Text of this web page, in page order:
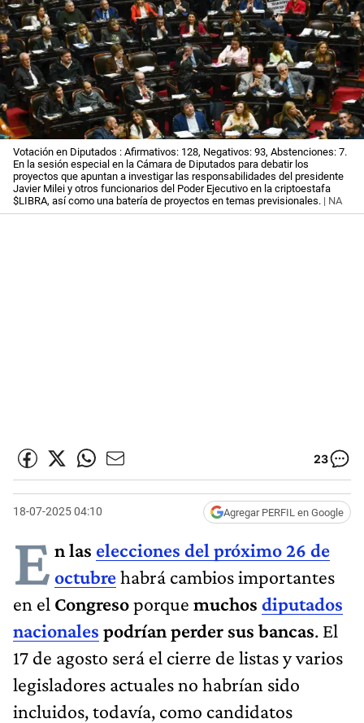
Votación en Diputados : Afirmativos: 128, Negativos: 93, Abstenciones: 7.
En la sesión especial en la Cámara de Diputados para debatir los
proyectos que apuntan a investigar las responsabilidades del presidente
Javier Milei y otros funcionarios del Poder Ejecutivo en la criptoestafa
$LIBRA, así como una batería de proyectos en temas previsionales. | NA
23
18-07-2025 04:10 Agregar PERFIL en Google
E n las elecciones del próximo 26 de
octubrehabrá cambios importantes
en el Congresoporque muchos diputados
nacionales podrían perder sus bancas. El
17 de agosto será el cierre de listas y varios
legisladores actuales no habrían sido
incluidos, todavía, como candidatos